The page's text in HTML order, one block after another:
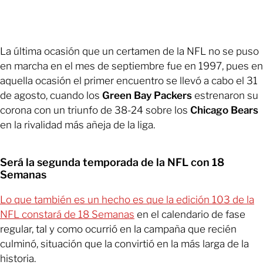
La última ocasión que un certamen de la NFL no se puso
en marcha en el mes de septiembre fue en 1997, pues en
aquella ocasión el primer encuentro se llevó a cabo el 31
de agosto, cuando los Green Bay Packers estrenaron su
corona con un triunfo de 38-24 sobre los Chicago Bears
en la rivalidad más añeja de la liga.
Será la segunda temporada de la NFL con 18
Semanas
Lo que también es un hecho es que la edición 103 de la
NFL constará de 18 Semanas en el calendario de fase
regular, tal y como ocurrió en la campaña que recién
culminó, situación que la convirtió en la más larga de la
historia.